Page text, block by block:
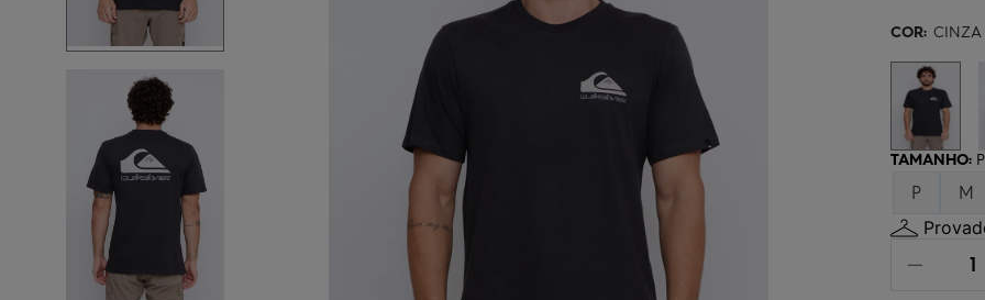
COR: CINZA
TAMANHO: P
P M
7º bermuda
chinelo